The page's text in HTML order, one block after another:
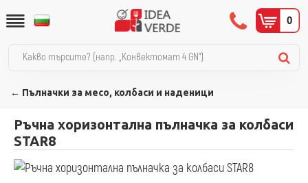
0
← Пълначки за месо, колбаси и наденици
Ръчна хоризонтална пълначка за колбаси
STAR8